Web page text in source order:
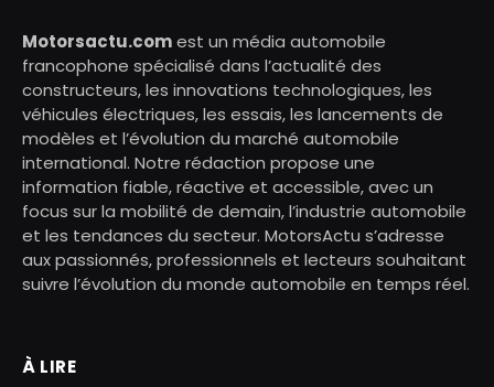
Motorsactu.comest un média automobile
francophone spécialisé dans l’actualité des
constructeurs, les innovations technologiques, les
véhicules électriques, les essais, les lancements de
modèles et l’évolution du marché automobile
international. Notre rédaction propose une
information fiable, réactive et accessible, avec un
focus sur la mobilité de demain, l’industrie automobile
et les tendances du secteur. MotorsActu s’adresse
aux passionnés, professionnels et lecteurs souhaitant
suivre l’évolution du monde automobile en temps réel.
À LIRE